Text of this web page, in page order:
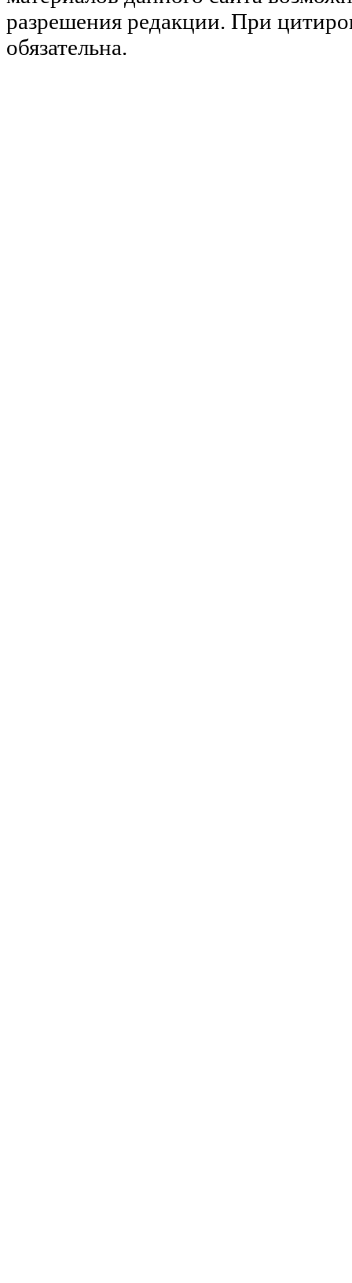
разрешения редакции. При
обязательна.